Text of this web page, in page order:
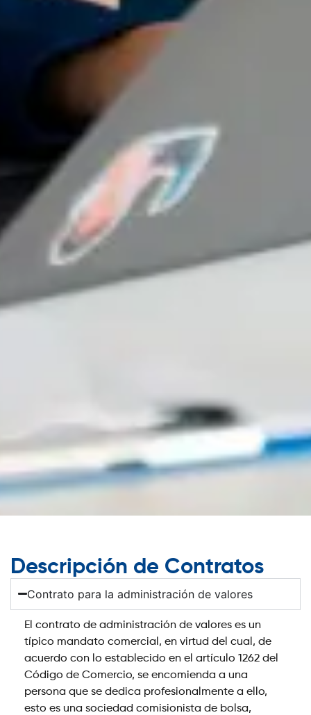
Descripción de Contratos
Contrato para la administración de valores
El contrato de administración de valores es un
típico mandato comercial, en virtud del cual, de
acuerdo con lo establecido en el artículo 1262 del
Código de Comercio, se encomienda a una
persona que se dedica profesionalmente a ello,
esto es una sociedad comisionista de bolsa,